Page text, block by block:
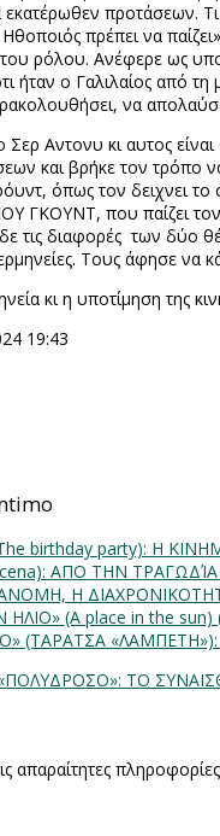
προτάσεων.
πρέπει να
ρόλου. Ανέφερε ως
ήταν ο Γαλιλαίος
να
Αντονυ κι αυτος
και βρήκε τον τρόπο να
όπως τον δειχνει
ΓΚΟΥΝΤ, που παίζει τον
τις διαφορές των δύο
Τους άφησε να
κι η υποτίμηση της
19:43
birthday party): H
ΑΠΟ ΤΗΝ
Η
(Α place in the
(ΤΑΡΑΤΣΑ
ΤΟ
απαραίτητες